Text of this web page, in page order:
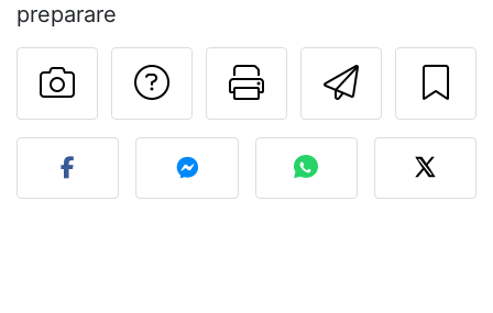
preparare
Invia
Stampa la
Contatta l'autore
Pubblica la foto di